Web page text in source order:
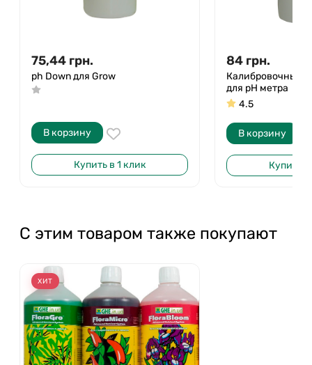
75,44 грн.
ph Down для Grow
В корзину
Купить в 1 клик
84 грн.
Калибровочный
для pH метра
4.5
В корзину
Купить в
С этим товаром также покупают
ХИТ